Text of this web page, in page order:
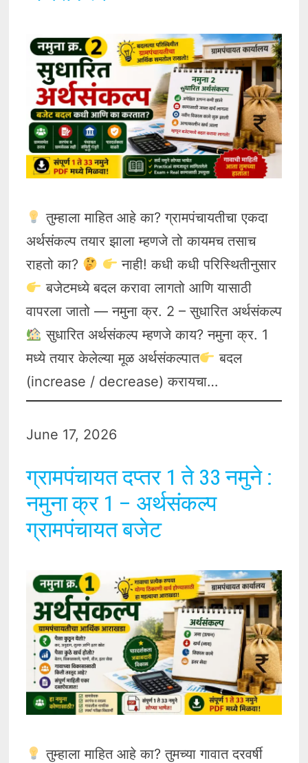
तुम्हाला माहित आहे का? ग्रामपंचायतीचा एकदा
अर्थसंकल्प तयार झाला म्हणजे तो कायमच तसाच
राहतो का?
नाही! कधी कधी परिस्थितीनुसार
बजेटमध्ये बदल करावा लागतो आणि यासाठी
वापरला जातो — नमुना क्र. 2 – सुधारित अर्थसंकल्प
सुधारित अर्थसंकल्प म्हणजे काय? नमुना क्र. 1
मध्ये तयार केलेल्या मूळ अर्थसंकल्पात
बदल
(increase / decrease) करायचा…
June 17, 2026
ग्रामपंचायत दप्तर 1 ते 33 नमुने :
नमुना क्र 1 – अर्थसंकल्प
ग्रामपंचायत बजेट
तुम्हाला माहित आहे का? तुमच्या गावात दरवर्षी